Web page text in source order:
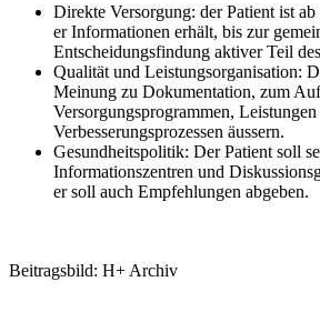
Direkte Versorgung: der Patient ist
er Informationen erhält, bis zur
Entscheidungsfindung aktiver Teil
Qualität und Leistungsorganisation:
Meinung zu Dokumentation, zum
Versorgungsprogrammen, Leistungen
Verbesserungsprozessen äussern.
Gesundheitspolitik: Der Patient soll
Informationszentren und
er soll auch Empfehlungen abgeben.
Beitragsbild: H+ Archiv